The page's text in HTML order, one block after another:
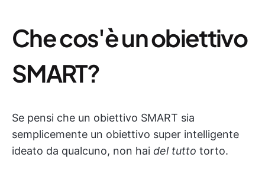
Che cos'è un obiettivo
SMART?
Se pensi che un obiettivo SMART sia
semplicemente un obiettivo super intelligente
ideato da qualcuno, non hai del tutto torto.